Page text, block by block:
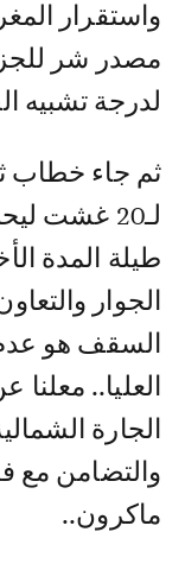
واستقرار
مصدر شر
لدرجة تشبيه
ثم جاء خطاب
لـ20 غشت
طيلة المدة
الجوار
السقف هو
العليا..
الجارة
والتضامن مع
ماكرون..